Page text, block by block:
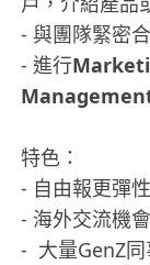
- 與團隊緊密
- 進行
特色：
- 自由報更彈
- 海外交流機
- 大量GenZ